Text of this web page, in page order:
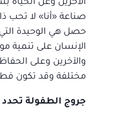
الآخرين وعن
صناعة «أنا» لا تحب
حصل هي الوحيدة
الإنسان على تنمية
والآخرين وعلى
مختلفة وقد تكون
جروج الطفولة تحدد